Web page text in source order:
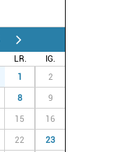
LR.
IG.
1 2
8 9
15 16
22 23